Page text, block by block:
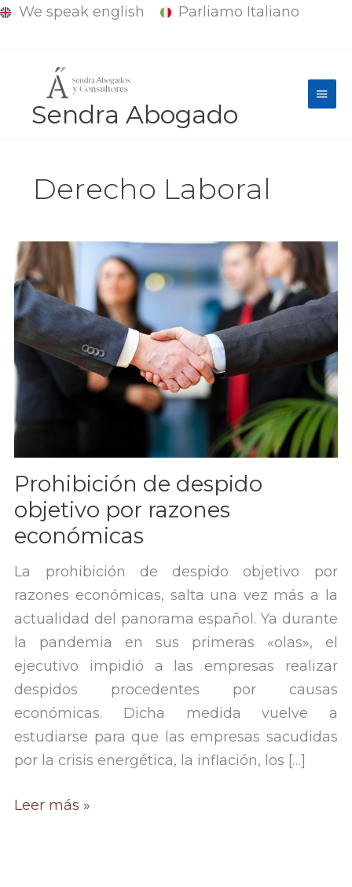
We speak english Parliamo Italiano
Sendra Abogado
Derecho Laboral
Prohibición de despido
objetivo por razones
económicas
La prohibición de despido objetivo por
razones económicas, salta una vez más a la
actualidad del panorama español. Ya durante
la pandemia en sus primeras «olas», el
ejecutivo impidió a las empresas realizar
despidos procedentes por causas
económicas. Dicha medida vuelve a
estudiarse para que las empresas sacudidas
por la crisis energética, la inflación, los […]
Prohibición
Leer más »